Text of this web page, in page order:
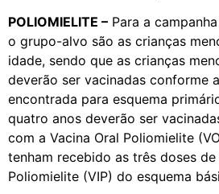
POLIOMIELITE – Para a
o grupo-alvo são as crianças
idade, sendo que as crianças
deverão ser vacinadas conforme
encontrada para esquema
quatro anos deverão ser
com a Vacina Oral Poliomielite
tenham recebido as três doses
Poliomielite (VIP) do esquema